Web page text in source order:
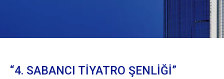
“4. SABANCI TİYATRO ŞENLİĞİ”